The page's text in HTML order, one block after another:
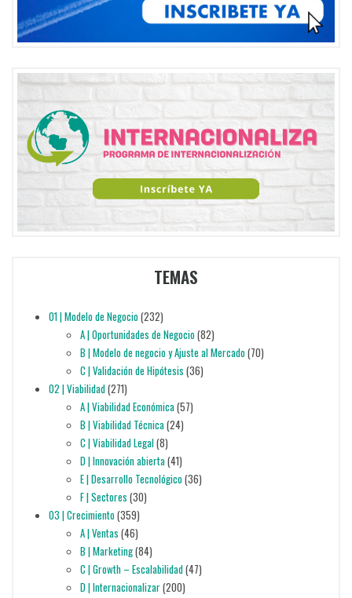
TEMAS
01 | Modelo de Negocio(232)
A | Oportunidades de Negocio(82)
B | Modelo de negocio y Ajuste al Mercado(70)
C | Validación de Hipótesis (36)
02 | Viabilidad(271)
A | Viabilidad Económica(57)
B | Viabilidad Técnica(24)
C | Viabilidad Legal(8)
D | Innovación abierta(41)
E | Desarrollo Tecnológico(36)
F | Sectores (30)
03 | Crecimiento(359)
A | Ventas (46)
B | Marketing(84)
C | Growth – Escalabilidad(47)
D | Internacionalizar(200)